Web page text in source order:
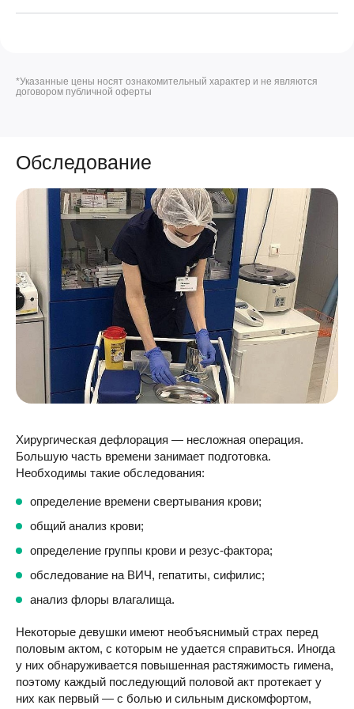
*Указанные цены носят ознакомительный характер и не являются
договором публичной оферты
Обследование
Хирургическая дефлорация — несложная операция.
Большую часть времени занимает подготовка.
Необходимы такие обследования:
определение времени свертывания крови;
общий анализ крови;
определение группы крови и резус-фактора;
обследование на ВИЧ, гепатиты, сифилис;
анализ флоры влагалища.
Некоторые девушки имеют необъяснимый страх перед
половым актом, с которым не удается справиться. Иногда
у них обнаруживается повышенная растяжимость гимена,
поэтому каждый последующий половой акт протекает у
них как первый — с болью и сильным дискомфортом,